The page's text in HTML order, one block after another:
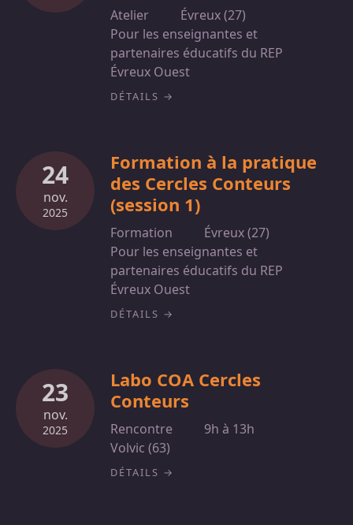
Atelier
Évreux (27)
Pour les enseignantes et
partenaires éducatifs du REP
Évreux Ouest
DÉTAILS
24
nov.
2025
Formation à la pratique
des Cercles Conteurs
(session 1)
Formation
Évreux (27)
Pour les enseignantes et
partenaires éducatifs du REP
Évreux Ouest
DÉTAILS
23
nov.
2025
Labo COA Cercles
Conteurs
Rencontre
9h à 13h
Volvic (63)
DÉTAILS